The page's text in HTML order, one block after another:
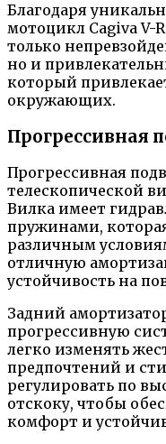
Благодаря
мотоцикл Cagiva V-
только
но и
который
окружающих.
Прогрессивная
Прогрессивная
телескопической
Вилка имеет
пружинами,
различным
отличную
устойчивость на
Задний
прогрессивную
легко изменять
предпочтений и
регулировать по
отскоку, чтобы
комфорт и